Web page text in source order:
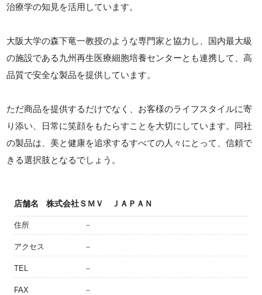
治療学の知見を活用しています。
大阪大学の森下竜一教授のような専門家と協力し、国内最大級
の施設である九州再生医療細胞培養センターとも連携して、高
品質で安全な製品を提供しています。
ただ商品を提供するだけでなく、お客様のライフスタイルに寄
り添い、日常に笑顔をもたらすことを大切にしています。同社
の製品は、美と健康を追求するすべての人々にとって、信頼で
きる選択肢となるでしょう。
店舗名 株式会社ＳＭＶ ＪＡＰＡＮ
住所 －
アクセス －
TEL －
FAX －